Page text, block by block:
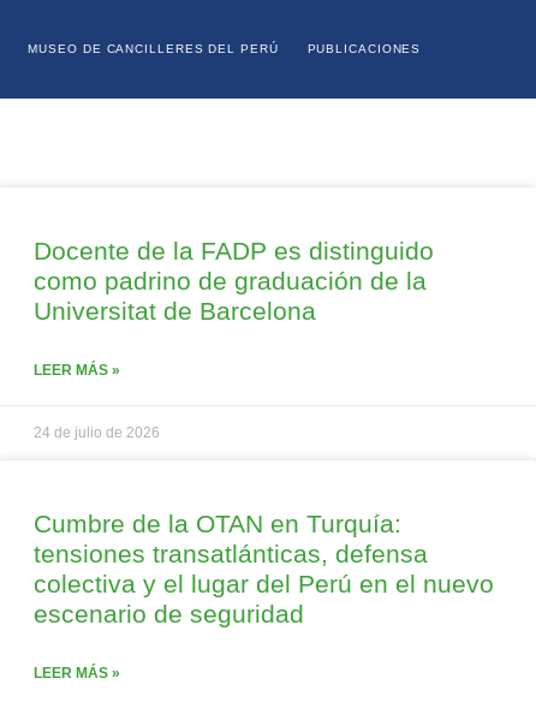
MUSEO DE CANCILLERES DEL PERÚ PUBLICACIONES
Docente de la FADP es distinguido
como padrino de graduación de la
Universitat de Barcelona
LEER MÁS »
24 de julio de 2026
Cumbre de la OTAN en Turquía:
tensiones transatlánticas, defensa
colectiva y el lugar del Perú en el nuevo
escenario de seguridad
LEER MÁS »